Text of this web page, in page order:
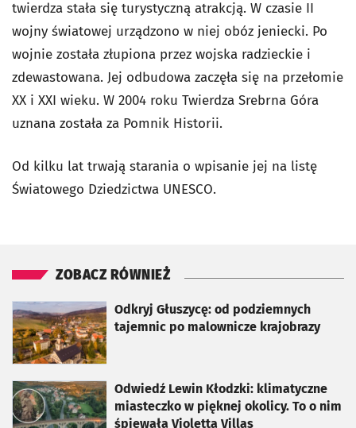
twierdza stała się turystyczną atrakcją. W czasie II
wojny światowej urządzono w niej obóz jeniecki. Po
wojnie została złupiona przez wojska radzieckie i
zdewastowana. Jej odbudowa zaczęła się na przełomie
XX i XXI wieku. W 2004 roku Twierdza Srebrna Góra
uznana została za Pomnik Historii.
Od kilku lat trwają starania o wpisanie jej na listę
Światowego Dziedzictwa UNESCO.
ZOBACZ RÓWNIEŻ
Odkryj Głuszycę: od podziemnych
tajemnic po malownicze krajobrazy
otworzy się w nowej karcie
Odwiedź Lewin Kłodzki: klimatyczne
miasteczko w pięknej okolicy. To o nim
śpiewała Violetta Villas
otworzy się w nowej karcie